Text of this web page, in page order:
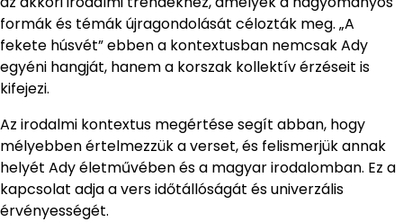
formák és témák újragondolását célozták meg. „A
fekete húsvét” ebben a kontextusban nemcsak Ady
egyéni hangját, hanem a korszak kollektív érzéseit is
kifejezi.
Az irodalmi kontextus megértése segít abban, hogy
mélyebben értelmezzük a verset, és felismerjük annak
helyét Ady életművében és a magyar irodalomban. Ez a
kapcsolat adja a vers időtállóságát és univerzális
érvényességét.